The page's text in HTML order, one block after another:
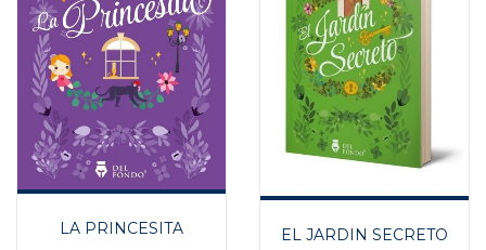
LA PRINCESITA EL JARDIN SECRETO